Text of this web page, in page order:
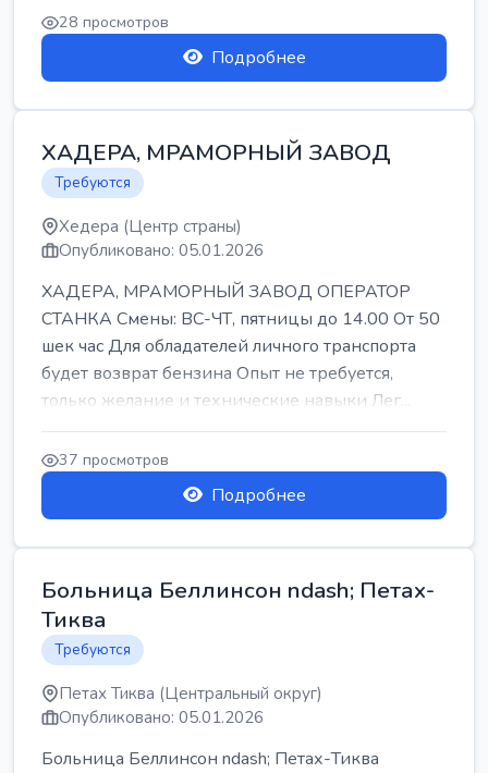
28 просмотров
Подробнее
ХАДЕРА, МРАМОРНЫЙ ЗАВОД
Требуются
Хедера (Центр страны)
Опубликовано: 05.01.2026
ХАДЕРА, МРАМОРНЫЙ ЗАВОД ОПЕРАТОР
СТАНКА Смены: ВС-ЧТ, пятницы до 14.00 От 50
шек час Для обладателей личного транспорта
будет возврат бензина Опыт не требуется,
только желание и технические навыки Лег...
37 просмотров
Подробнее
Больница Беллинсон ndash; Петах-
Тиква
Требуются
Петах Тиква (Центральный округ)
Опубликовано: 05.01.2026
Больница Беллинсон ndash; Петах-Тиква